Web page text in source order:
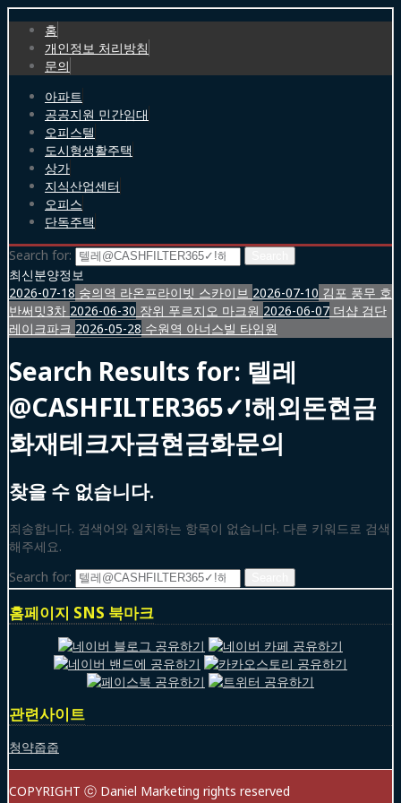
홈
개인정보 처리방침
문의
아파트
공공지원 민간임대
오피스텔
도시형생활주택
상가
지식산업센터
오피스
단독주택
Search for:
최신분양정보
2026-07-18 숭의역 라온프라이빗 스카이브 2026-07-10 김포 풍무 호
반써밋3차 2026-06-30 장위 푸르지오 마크원 2026-06-07 더샵 검단
레이크파크 2026-05-28 수원역 아너스빌 타임원
Search Results for: 텔레
@CASHFILTER365✓ǃ해외돈현금
화재테크자금현금화문의
찾을 수 없습니다.
죄송합니다. 검색어와 일치하는 항목이 없습니다. 다른 키워드로 검색
해주세요.
Search for:
홈페이지 SNS 북마크
관련사이트
청약줍줍
COPYRIGHT ⓒ Daniel Marketing rights reserved